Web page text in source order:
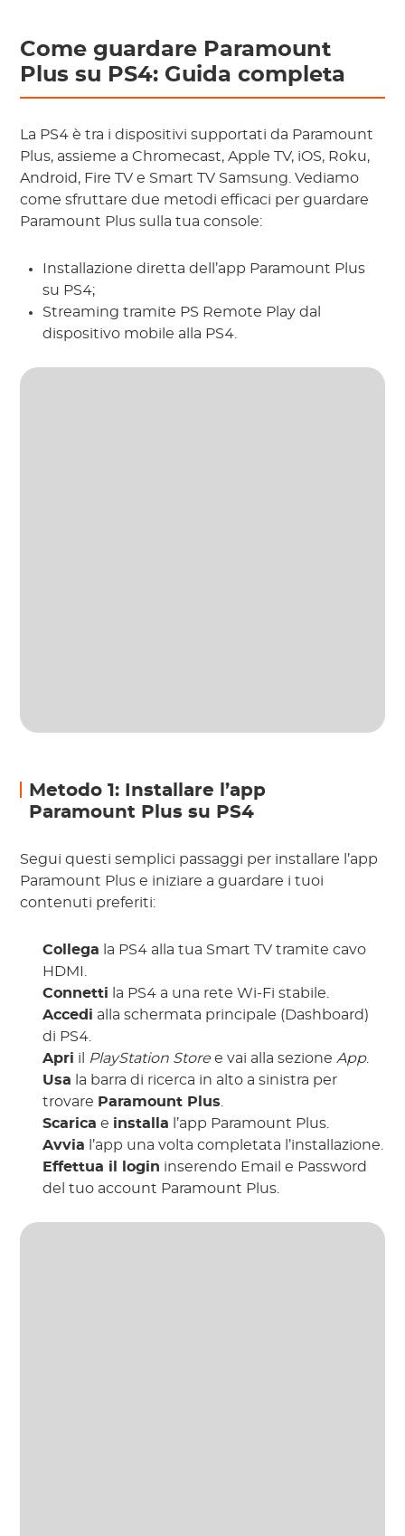
Come guardare Paramount
Plus su PS4: Guida completa
La PS4 è tra i dispositivi supportati da Paramount
Plus, assieme a Chromecast, Apple TV, iOS, Roku,
Android, Fire TV e Smart TV Samsung. Vediamo
come sfruttare due metodi efficaci per guardare
Paramount Plus sulla tua console:
Installazione diretta dell’app Paramount Plus
su PS4;
Streaming tramite PS Remote Play dal
dispositivo mobile alla PS4.
Metodo 1: Installare l’app
Paramount Plus su PS4
Segui questi semplici passaggi per installare l’app
Paramount Plus e iniziare a guardare i tuoi
contenuti preferiti:
Collega la PS4 alla tua Smart TV tramite cavo
HDMI.
Connetti la PS4 a una rete Wi-Fi stabile.
Accedi alla schermata principale (Dashboard)
di PS4.
Apri il PlayStation Storee vai alla sezione App.
Usa la barra di ricerca in alto a sinistra per
trovare Paramount Plus
Scarica e installa l’app Paramount Plus.
Avvia l’app una volta completata l’installazione.
Effettua il login inserendo Email e Password
del tuo account Paramount Plus.